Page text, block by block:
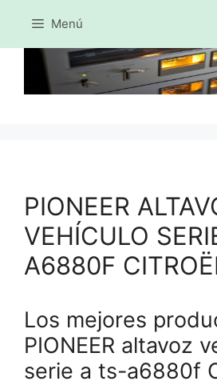
Saltar
al
contenido
Menú
PIONEER
VEHÍCULO
A6880F
Los mejores
PIONEER altavoz
serie a ts-a6880f